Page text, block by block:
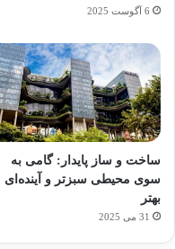
6 آگوست 2025
ساخت و ساز پایدار: گامی به
سوی محیطی سبزتر و آینده‌ای
بهتر
31 می 2025
آماده
برای
کشف
توسط
ژاکت
در
ی سفر
مجازی
…
توسط